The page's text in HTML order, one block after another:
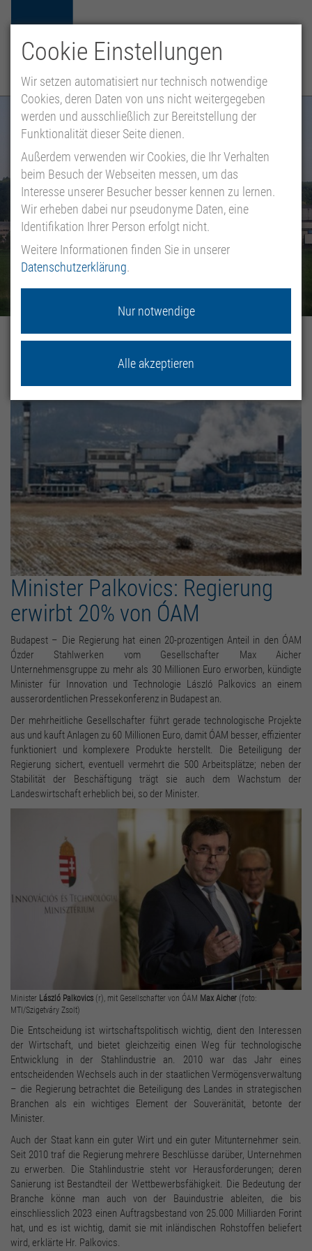
HU EN
Home Aktuelle Meldungen
Minister Palkovics: Regierung
erwirbt 20% von ÓAM
Budapest – Die Regierung hat einen 20-prozentigen Anteil in den ÓAM
Ózder Stahlwerken vom Gesellschafter Max Aicher
Unternehmensgruppe zu mehr als 30 Millionen Euro erworben, kündigte
Minister für Innovation und Technologie László Palkovics an einem
ausserordentlichen Pressekonferenz in Budapest an.
Der mehrheitliche Gesellschafter führt gerade technologische Projekte
aus und kauft Anlagen zu 60 Millionen Euro, damit ÓAM besser, effizienter
funktioniert und komplexere Produkte herstellt. Die Beteiligung der
Regierung sichert, eventuell vermehrt die 500 Arbeitsplätze; neben der
Stabilität der Beschäftigung trägt sie auch dem Wachstum der
Landeswirtschaft erheblich bei, so der Minister.
Minister László Palkovics (r), mit Gesellschafter von ÓAM Max Aicher (foto:
MTI/Szigetváry Zsolt)
Die Entscheidung ist wirtschaftspolitisch wichtig, dient den Interessen
der Wirtschaft, und bietet gleichzeitig einen Weg für technologische
Entwicklung in der Stahlindustrie an. 2010 war das Jahr eines
entscheidenden Wechsels auch in der staatlichen Vermögensverwaltung
– die Regierung betrachtet die Beteiligung des Landes in strategischen
Branchen als ein wichtiges Element der Souveränität, betonte der
Minister.
Auch der Staat kann ein guter Wirt und ein guter Mitunternehmer sein.
Seit 2010 traf die Regierung mehrere Beschlüsse darüber, Unternehmen
zu erwerben. Die Stahlindustrie steht vor Herausforderungen; deren
Sanierung ist Bestandteil der Wettbewerbsfähigkeit. Die Bedeutung der
Branche könne man auch von der Bauindustrie ableiten, die bis
einschliesslich 2023 einen Auftragsbestand von 25.000 Milliarden Forint
hat, und es ist wichtig, damit sie mit inländischen Rohstoffen beliefert
wird, erklärte Hr. Palkovics.
Cookie Einstellungen
Wir setzen automatisiert nur technisch notwendige
Cookies, deren Daten von uns nicht weitergegeben
werden und ausschließlich zur Bereitstellung der
Funktionalität dieser Seite dienen.
Außerdem verwenden wir Cookies, die Ihr Verhalten
beim Besuch der Webseiten messen, um das
Interesse unserer Besucher besser kennen zu lernen.
Wir erheben dabei nur pseudonyme Daten, eine
Identifikation Ihrer Person erfolgt nicht.
Weitere Informationen finden Sie in unserer
Datenschutzerklärung.
Nur notwendige
Alle akzeptieren